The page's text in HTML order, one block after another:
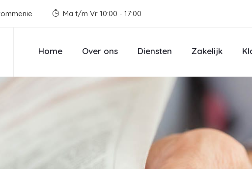
Ma t/m Vr 10:00 - 17:00
Home Over ons Diensten Zakelijk